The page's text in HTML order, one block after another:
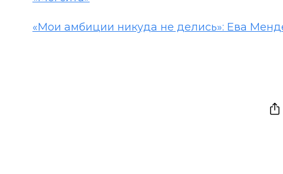
«Мои амбиции никуда не делись»: Ева